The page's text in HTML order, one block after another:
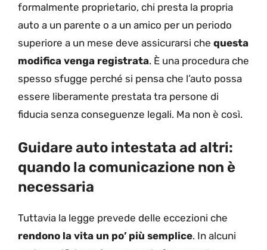
formalmente proprietario, chi presta la propria
auto a un parente o a un amico per un periodo
superiore a un mese deve assicurarsi che questa
modifica venga registrata. È una procedura che
spesso sfugge perché si pensa che l’auto possa
essere liberamente prestata tra persone di
fiducia senza conseguenze legali. Ma non è così.
Guidare auto intestata ad altri:
quando la comunicazione non è
necessaria
Tuttavia la legge prevede delle eccezioni che
rendono la vita un po’ più semplice. In alcuni